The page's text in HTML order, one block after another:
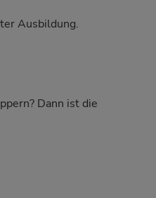
Ausbildung.
Dann ist die